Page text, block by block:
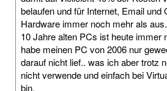
belaufen und für Internet, Email und
Hardware immer noch mehr als
10 Jahre alten PCs ist heute immer
habe meinen PC von 2006 nur
darauf nicht lief.. was ich aber trotz
nicht verwende und einfach bei
bin.